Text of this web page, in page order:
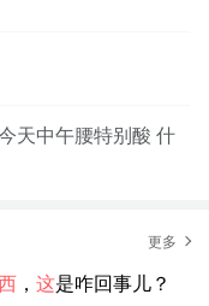
天中午腰特别酸 什
更多
， 这是咋回事儿？